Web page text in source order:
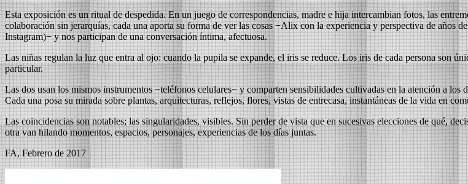
Esta exposición es un ritual de despedida. En un juego de correspondencias, madre e hija intercambian fotos, las
colaboración sin jerarquías, cada una aporta su forma de ver las cosas −Alix con la experiencia y perspectiva de años
Instagram)− y nos participan de una conversación íntima, afectuosa.
Las niñas regulan la luz que entra al ojo: cuando la pupila se expande, el iris se reduce. Los iris de cada persona son
particular.
Las dos usan los mismos instrumentos −teléfonos celulares− y comparten sensibilidades cultivadas en la atención a
Cada una posa su mirada sobre plantas, arquitecturas, reflejos, flores, vistas de entrecasa, instantáneas de la vida en
Las coincidencias son notables; las singularidades, visibles. Sin perder de vista que en sucesivas elecciones de qué,
otra van hilando momentos, espacios, personajes, experiencias de los días juntas.
FA, Febrero de 2017